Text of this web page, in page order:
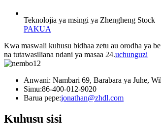
Teknolojia ya msingi ya Zhengheng Stock
PAKUA
Kwa maswali kuhusu bidhaa zetu au orodha ya
na tutawasiliana ndani ya masaa 24.uchunguzi
Anwani: Nambari 69, Barabara ya Juhe,
Simu:86-400-012-9020
Barua pepe:jonathan@zhdl.com
Kuhusu sisi